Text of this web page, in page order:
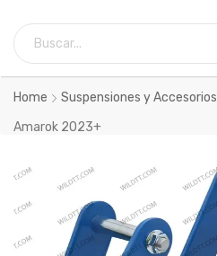
Home Suspensiones y Accesorios
Amarok 2023+